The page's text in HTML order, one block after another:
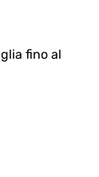
fino al